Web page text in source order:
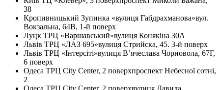
38
Кропивницький Зупинка «вулиця Габдрахманова»вул.
Вокзальна, 64В, 1-й поверх
Луцк ТРЦ «Варшавський»вулиця Конякіна 30А
Львів ТРЦ «ЛАЗ 695»вулиця Стрийска, 45. 3-й поверх
Львів ТРЦ «Інтерсіті»вулиця В’ячеслава Чорновола, 67Г,
6 поверх
Одеса ТРЦ City Center, 2 поверхпроспект Небесної сотні,
2
Одеса ТРЦ City Center, 2 поверхвулиця Давида